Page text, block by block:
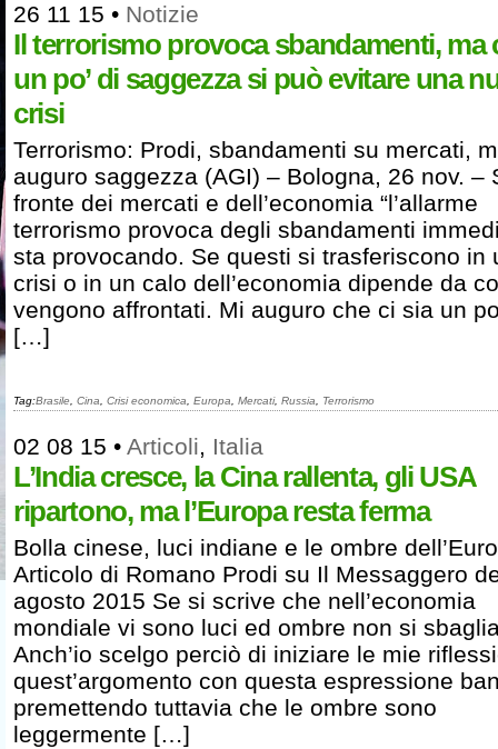
26 11 15 • Notizie
Il terrorismo provoca sbandamenti, ma
un po’ di saggezza si può evitare una
crisi
Terrorismo: Prodi, sbandamenti su mercati,
auguro saggezza (AGI) – Bologna, 26 nov. –
fronte dei mercati e dell’economia “l’allarme
terrorismo provoca degli sbandamenti
sta provocando. Se questi si trasferiscono in
crisi o in un calo dell’economia dipende da
vengono affrontati. Mi auguro che ci sia un
[…]
Tag:Brasile Cina Crisi economica Europa Mercati, Russia Terrorismo
02 08 15 • Articoli, Italia
L’India cresce, la Cina rallenta, gli USA
ripartono, ma l’Europa resta ferma
Bolla cinese, luci indiane e le ombre
Articolo di Romano Prodi su Il Messaggero
agosto 2015 Se si scrive che nell’economia
mondiale vi sono luci ed ombre non si
Anch’io scelgo perciò di iniziare le mie
quest’argomento con questa espressione
premettendo tuttavia che le ombre sono
leggermente […]